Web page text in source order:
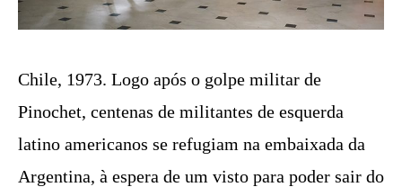
Chile, 1973. Logo após o golpe militar de
Pinochet, centenas de militantes de esquerda
latino americanos se refugiam na embaixada da
Argentina, à espera de um visto para poder sair do